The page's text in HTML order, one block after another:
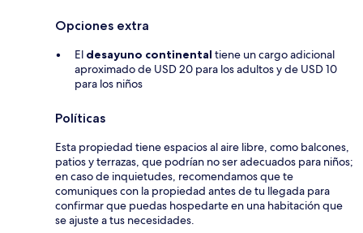
Opciones extra
El desayuno continental tiene un cargo adicional
aproximado de USD 20 para los adultos y de USD 10
para los niños
Políticas
Esta propiedad tiene espacios al aire libre, como balcones,
patios y terrazas, que podrían no ser adecuados para niños;
en caso de inquietudes, recomendamos que te
comuniques con la propiedad antes de tu llegada para
confirmar que puedas hospedarte en una habitación que
se ajuste a tus necesidades.